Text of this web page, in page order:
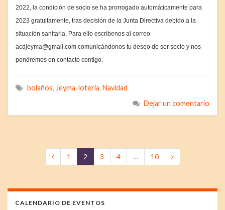
2022, la condición de socio se ha prorrogado automáticamente para
2023 gratuitamente, tras decisión de la Junta Directiva debido a la
situación sanitaria. Para ello escríbenos al correo
acdjeyma@gmail.com comunicándonos tu deseo de ser socio y nos
pondremos en contacto contigo.
bolaños, Jeyma, loteria, Navidad
Dejar un comentario
1 2 3 4 … 10
CALENDARIO DE EVENTOS